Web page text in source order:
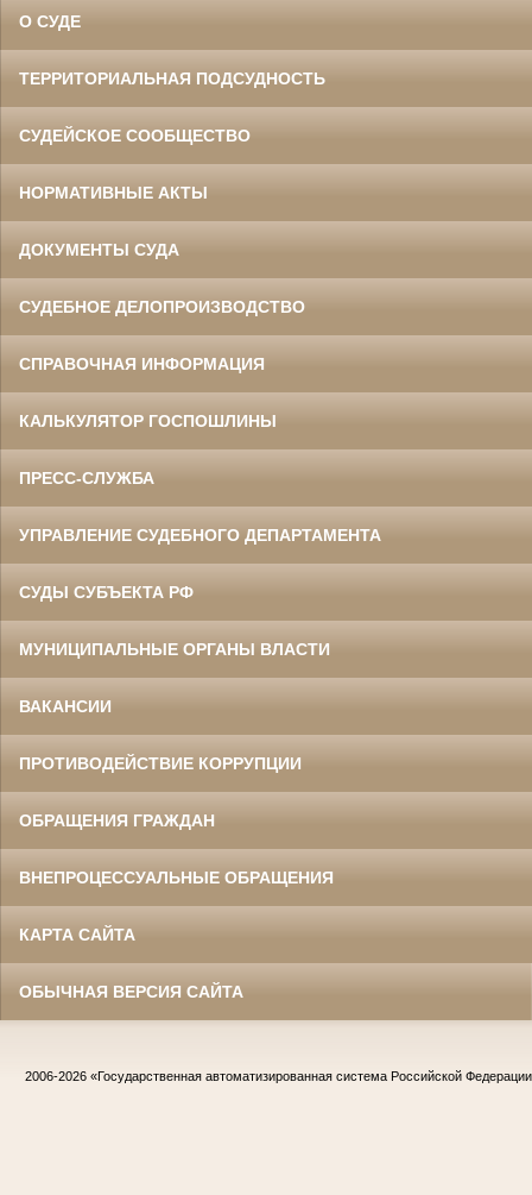
О СУДЕ
ТЕРРИТОРИАЛЬНАЯ ПОДСУДНОСТЬ
СУДЕЙСКОЕ СООБЩЕСТВО
НОРМАТИВНЫЕ АКТЫ
ДОКУМЕНТЫ СУДА
СУДЕБНОЕ ДЕЛОПРОИЗВОДСТВО
СПРАВОЧНАЯ ИНФОРМАЦИЯ
КАЛЬКУЛЯТОР ГОСПОШЛИНЫ
ПРЕСС-СЛУЖБА
УПРАВЛЕНИЕ СУДЕБНОГО ДЕПАРТАМЕНТА
СУДЫ СУБЪЕКТА РФ
МУНИЦИПАЛЬНЫЕ ОРГАНЫ ВЛАСТИ
ВАКАНСИИ
ПРОТИВОДЕЙСТВИЕ КОРРУПЦИИ
ОБРАЩЕНИЯ ГРАЖДАН
ВНЕПРОЦЕССУАЛЬНЫЕ ОБРАЩЕНИЯ
КАРТА САЙТА
ОБЫЧНАЯ ВЕРСИЯ САЙТА
2006-2026 «Государственная автоматизированная система Российской